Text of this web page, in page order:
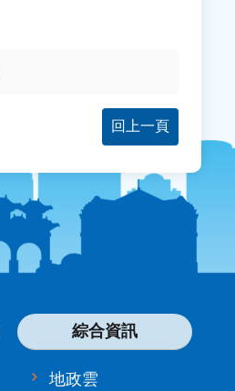
回上一頁
綜合資訊
地政雲